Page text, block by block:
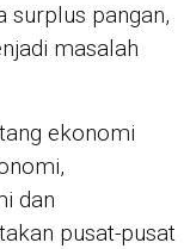
surplus pangan,
masalah
ekonomi
dan
pusat-pusat